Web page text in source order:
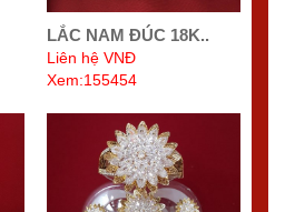
LẮC NAM ĐÚC 18K..
Liên hệ VNĐ
Xem:155454